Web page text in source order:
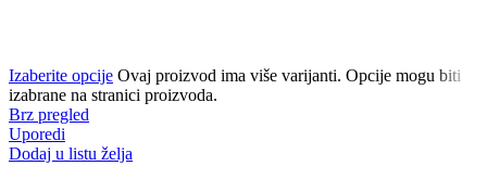
Izaberite opcije Ovaj proizvod ima više varijanti. Opcije mogu biti
izabrane na stranici proizvoda.
Brz pregled
Uporedi
Dodaj u listu želja